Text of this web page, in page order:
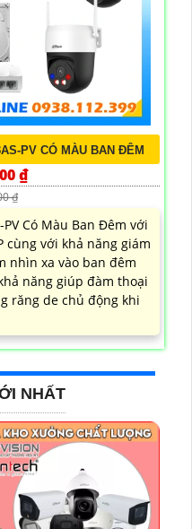
PV CÓ MÀU BAN ĐÊM
₫
₫
PV Có Màu Ban Đêm với
cùng với khả năng giám
nhìn xa vào ban đêm
năng giúp đàm thoại
răng de chủ động khi
NHẤT